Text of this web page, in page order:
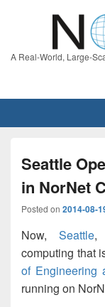
A Real-World, Large-
Seattle
in NorNet
Posted on 2014-08-
Now, Seattle,
computing that
of Engineering
running on